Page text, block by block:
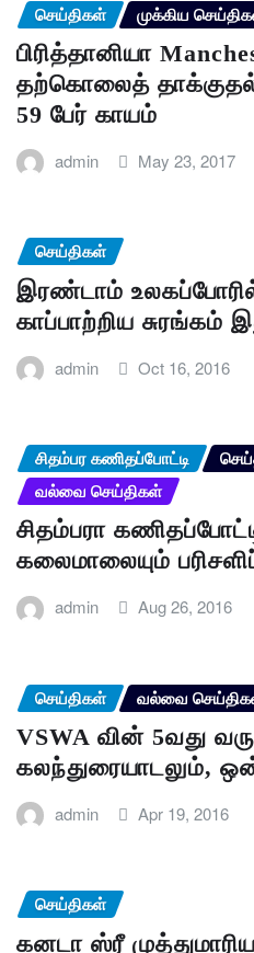
செய்திகள் முக்கிய
பிரித்தானியா
தற்கொலைத் தாக்குதல்!
59 பேர் காயம்
admin May 23, 2017
செய்திகள்
இரண்டாம்
காப்பாற்றிய சுரங்கம்
admin Oct 16, 2016
சிதம்பர கணிதப்போட்டி
வல்வை செய்திகள்
சிதம்பரா
கலைமாலையும்
admin Aug 26, 2016
செய்திகள் வல்வை
VSWA வின் 5வது
கலந்துரையாடலும்,
admin Apr 19, 2016
செய்திகள்
கனடா ஸ்ரீ